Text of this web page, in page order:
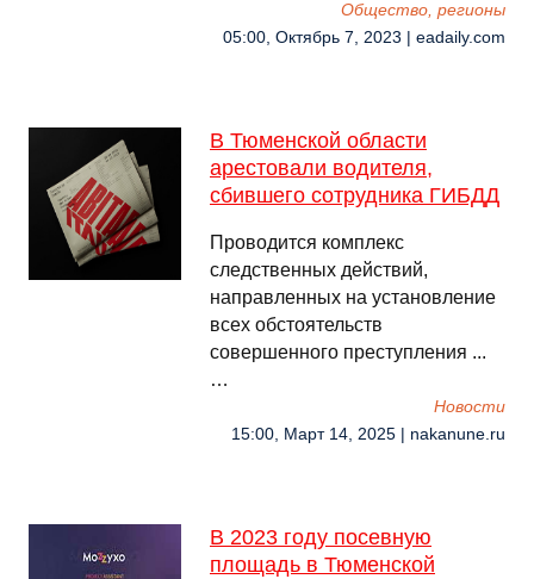
Общество, регионы
05:00, Октябрь 7, 2023 | eadaily.com
В Тюменской области
арестовали водителя,
сбившего сотрудника ГИБДД
Проводится комплекс
следственных действий,
направленных на установление
всех обстоятельств
совершенного преступления ...
…
Новости
15:00, Март 14, 2025 | nakanune.ru
В 2023 году посевную
площадь в Тюменской